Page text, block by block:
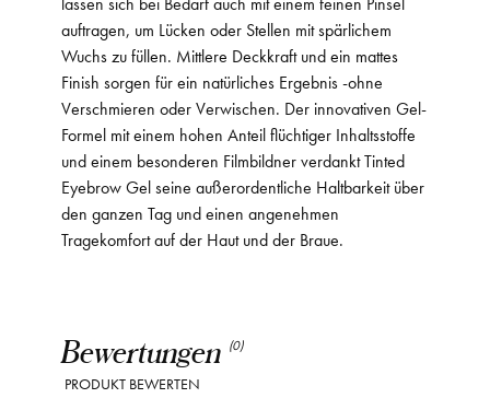
Bewertungen (0)
PRODUKT BEWERTEN
auftragen, um Lücken oder Stellen mit spärlichem
Wuchs zu füllen. Mittlere Deckkraft und ein mattes
Finish sorgen für ein natürliches Ergebnis -ohne
Verschmieren oder Verwischen. Der innovativen Gel-
Formel mit einem hohen Anteil flüchtiger Inhaltsstoffe
und einem besonderen Filmbildner verdankt Tinted
Eyebrow Gel seine außerordentliche Haltbarkeit über
den ganzen Tag und einen angenehmen
Tragekomfort auf der Haut und der Braue.